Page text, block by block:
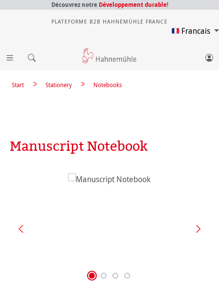
Découvrez notre Développement durable!
PLATEFORME B2B HAHNEMÜHLE FRANCE
Francais
Notebooks
Stationery
Start
Manuscript Notebook
Ignorer la galerie d'images